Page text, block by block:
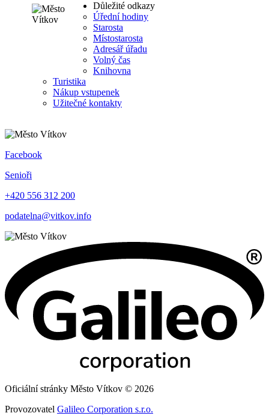
Důležité odkazy
Úřední hodiny
Starosta
Místostarosta
Adresář úřadu
Volný čas
Knihovna
Turistika
Nákup vstupenek
Užitečné kontakty
Facebook
Senioři
+420 556 312 200
podatelna@vitkov.info
Oficiální stránky Město Vítkov © 2026
Provozovatel Galileo Corporation s.r.o.